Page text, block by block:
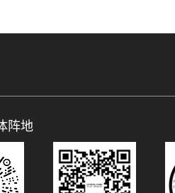
阵地